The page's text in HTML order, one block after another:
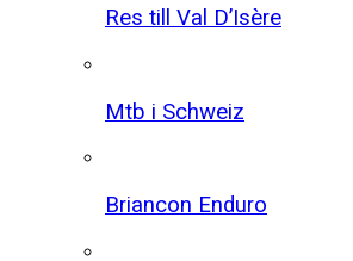
Res till Val D’Isère
Mtb i Schweiz
Briancon Enduro